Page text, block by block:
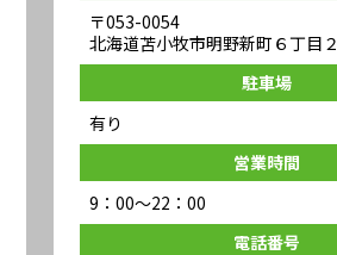
〒053-0054
北海道苫小牧市明野新町６丁目
駐車場
有り
営業時間
9：00～22：00
電話番号